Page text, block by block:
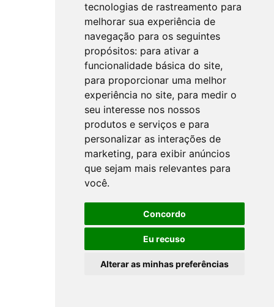
tecnologias de rastreamento para
melhorar sua experiência de
navegação para os seguintes
propósitos: para ativar a
funcionalidade básica do site,
para proporcionar uma melhor
experiência no site, para medir o
seu interesse nos nossos
produtos e serviços e para
personalizar as interações de
marketing, para exibir anúncios
que sejam mais relevantes para
você.
Concordo
Eu recuso
Alterar as minhas preferências